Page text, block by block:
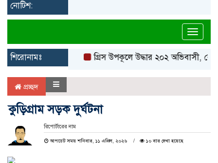
নোটিশ:
শিরোনামঃ গ্রিস উপকূলে উদ্ধার ২০২ অভিবাসী,
প্রচ্ছদ
কুড়িগ্রাম সড়ক দুর্ঘটনা
রিপোর্টারের নাম
আপডেট সময় শনিবার, ১১ এপ্রিল, ২০২৬ ১০ বার দেখা হয়েছে